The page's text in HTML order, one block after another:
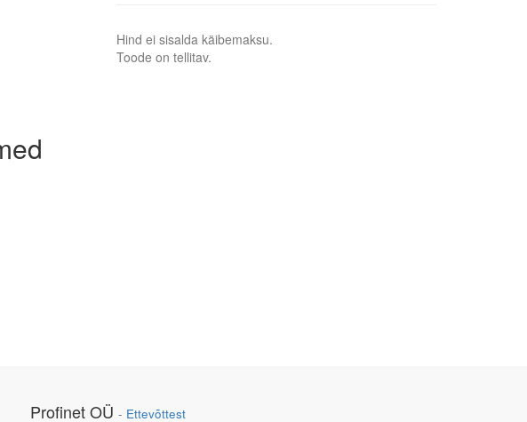
Hind ei sisalda käibemaksu.
Toode on tellitav.
Profinet OÜ - Ettevõttest